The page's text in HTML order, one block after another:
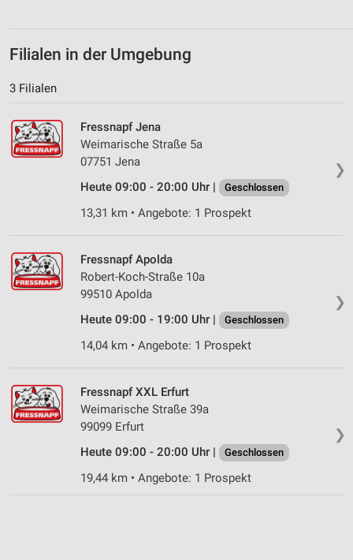
Filialen in der Umgebung
3 Filialen
❯
Fressnapf Jena
Weimarische Straße 5a
07751 Jena
Heute 09:00 - 20:00 Uhr |
Geschlossen
13,31 km • Angebote: 1 Prospekt
❯
Fressnapf Apolda
Robert-Koch-Straße 10a
99510 Apolda
Heute 09:00 - 19:00 Uhr |
Geschlossen
14,04 km • Angebote: 1 Prospekt
❯
Fressnapf XXL Erfurt
Weimarische Straße 39a
99099 Erfurt
Heute 09:00 - 20:00 Uhr |
Geschlossen
19,44 km • Angebote: 1 Prospekt
Quellen
Entwicklung und Verbesserung der Angebote
Inhalten
IAB-Besonderheiten:
Geräte anhand von aktiv angeforderten
Nicht-IAB-Verarbeitungszwecke:
Notwendig